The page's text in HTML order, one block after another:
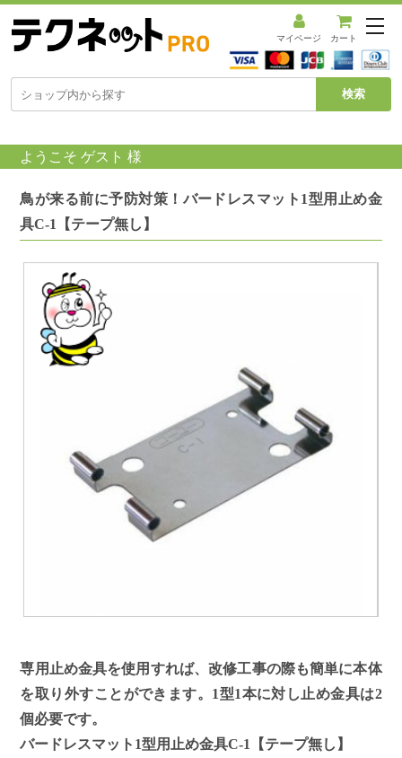
マイページ カート
メ
ュ
ー
を
く
ようこそ ゲスト 様
鳥が来る前に予防対策！バードレスマット1型用止め金
具C-1【テープ無し】
専用止め金具を使用すれば、改修工事の際も簡単に本体
を取り外すことができます。1型1本に対し止め金具は2
個必要です。
バードレスマット1型用止め金具C-1【テープ無し】